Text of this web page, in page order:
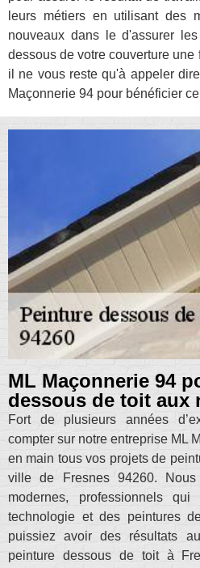
leurs métiers en utilisant des
nouveaux dans le d'assurer
dessous de votre couverture une
il ne vous reste qu'à appeler
Maçonnerie 94 pour bénéficier
ML Maçonnerie 94
dessous de toit aux
Fort de plusieurs années
compter sur notre entreprise ML
en main tous vos projets de
ville de Fresnes 94260.
modernes, professionnels
technologie et des peintures
puissiez avoir des résultats
peinture dessous de toit à